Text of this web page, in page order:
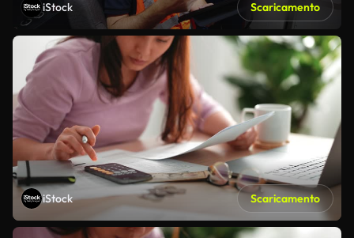
iStock Scaricamento
iStock Scaricamento